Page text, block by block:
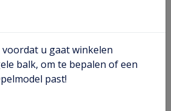
D
u gaat winkelen
balk, om te bepalen of een
past!